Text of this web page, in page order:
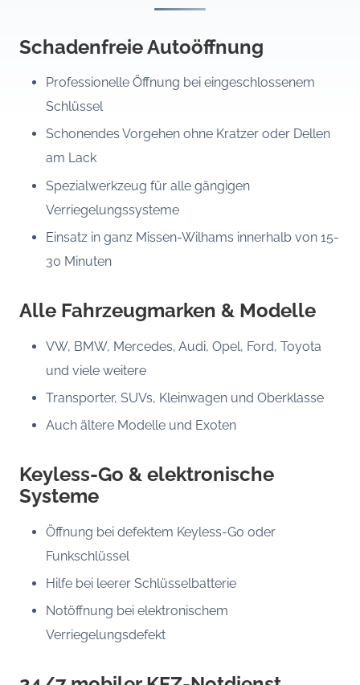
Schadenfreie Autoöffnung
Professionelle Öffnung bei eingeschlossenem
Schlüssel
Schonendes Vorgehen ohne Kratzer oder Dellen
am Lack
Spezialwerkzeug für alle gängigen
Verriegelungssysteme
Einsatz in ganz Missen-Wilhams innerhalb von 15-
30 Minuten
Alle Fahrzeugmarken & Modelle
VW, BMW, Mercedes, Audi, Opel, Ford, Toyota
und viele weitere
Transporter, SUVs, Kleinwagen und Oberklasse
Auch ältere Modelle und Exoten
Keyless-Go & elektronische
Systeme
Öffnung bei defektem Keyless-Go oder
Funkschlüssel
Hilfe bei leerer Schlüsselbatterie
Notöffnung bei elektronischem
Verriegelungsdefekt